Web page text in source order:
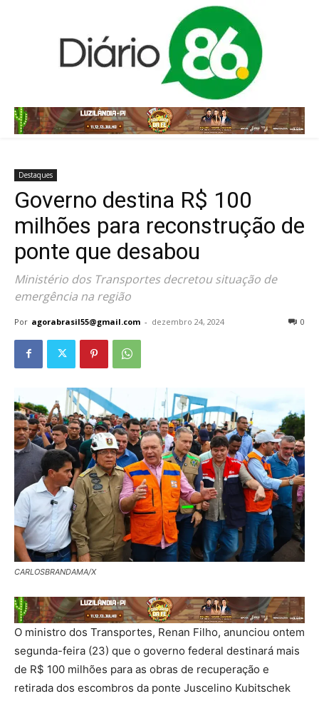
Destaques
Governo destina R$ 100
milhões para reconstrução de
ponte que desabou
Ministério dos Transportes decretou situação de
emergência na região
Por agorabrasil55@gmail.com - dezembro 24, 2024 0
CARLOSBRANDAMA/X
O ministro dos Transportes, Renan Filho, anunciou ontem
segunda-feira (23) que o governo federal destinará mais
de R$ 100 milhões para as obras de recuperação e
retirada dos escombros da ponte Juscelino Kubitschek